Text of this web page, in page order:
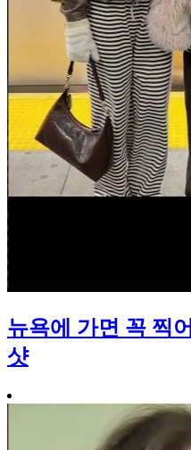
뉴욕에 가면 꼭 찍
샷